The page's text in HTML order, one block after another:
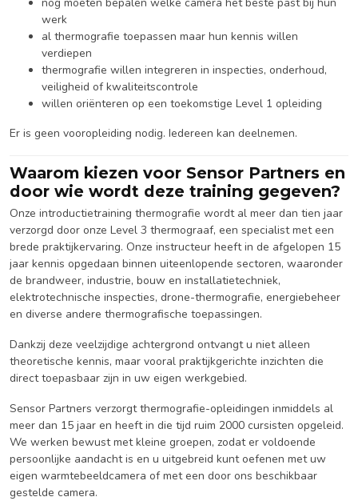
werk
al thermografie toepassen maar hun kennis willen
verdiepen
thermografie willen integreren in inspecties, onderhoud,
veiligheid of kwaliteitscontrole
willen oriënteren op een toekomstige Level 1 opleiding
Er is geen vooropleiding nodig. Iedereen kan deelnemen.
Waarom kiezen voor Sensor Partners en
door wie wordt deze training gegeven?
Onze introductietraining thermografie wordt al meer dan tien jaar
verzorgd door onze Level 3 thermograaf, een specialist met een
brede praktijkervaring. Onze instructeur heeft in de afgelopen 15
jaar kennis opgedaan binnen uiteenlopende sectoren, waaronder
de brandweer, industrie, bouw en installatietechniek,
elektrotechnische inspecties, drone-thermografie, energiebeheer
en diverse andere thermografische toepassingen.
Dankzij deze veelzijdige achtergrond ontvangt u niet alleen
theoretische kennis, maar vooral praktijkgerichte inzichten die
direct toepasbaar zijn in uw eigen werkgebied.
Sensor Partners verzorgt thermografie-opleidingen inmiddels al
meer dan 15 jaar en heeft in die tijd ruim 2000 cursisten opgeleid.
We werken bewust met kleine groepen, zodat er voldoende
persoonlijke aandacht is en u uitgebreid kunt oefenen met uw
eigen warmtebeeldcamera of met een door ons beschikbaar
gestelde camera.